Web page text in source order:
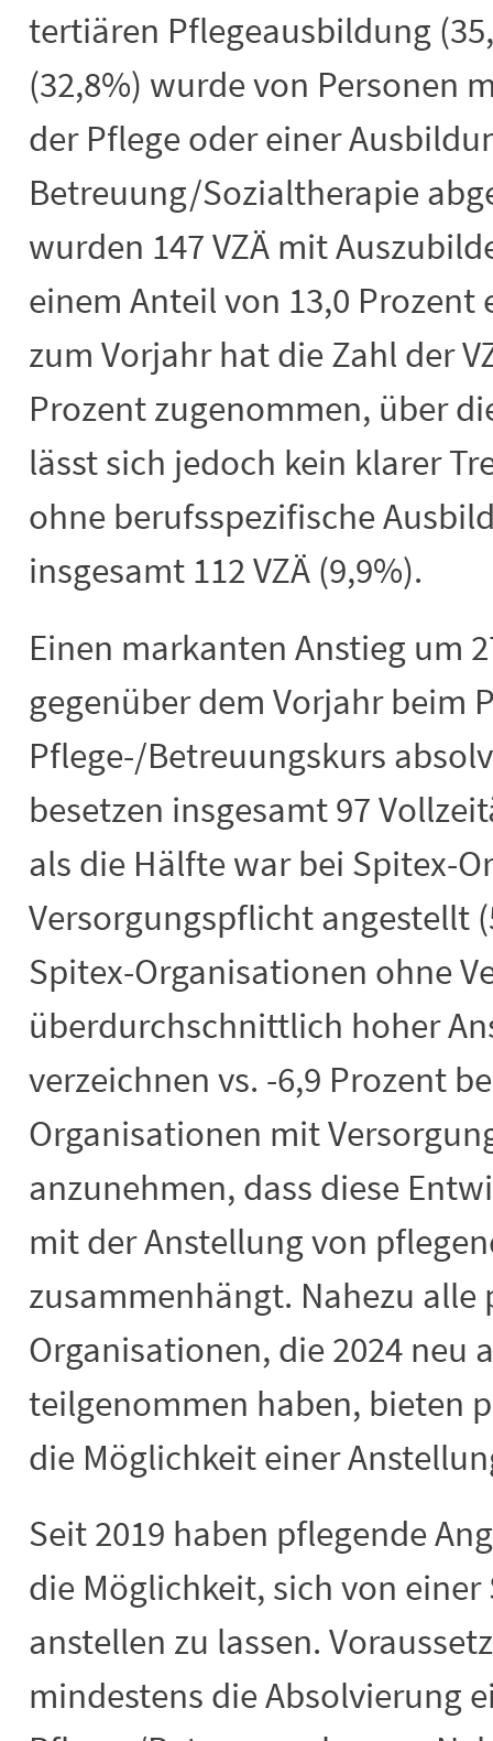
tertiären Pflegeausbildung
(32,8%) wurde von Personen
der Pflege oder einer
Betreuung/Sozialtherapie
wurden 147 VZÄ mit
einem Anteil von 13,0
zum Vorjahr hat die Zahl der
Prozent zugenommen, über
lässt sich jedoch kein klarer
ohne berufsspezifische
insgesamt 112 VZÄ (9,9%).
Einen markanten Anstieg um
gegenüber dem Vorjahr beim
Pflege-/Betreuungskurs
besetzen insgesamt 97
als die Hälfte war bei Spitex-
Versorgungspflicht angestellt
Spitex-Organisationen ohne
überdurchschnittlich hoher
verzeichnen vs. -6,9 Prozent
Organisationen mit
anzunehmen, dass diese
mit der Anstellung von
zusammenhängt. Nahezu
Organisationen, die 2024 neu
teilgenommen haben, bieten
die Möglichkeit einer
Seit 2019 haben pflegende
die Möglichkeit, sich von
anstellen zu lassen.
mindestens die Absolvierung